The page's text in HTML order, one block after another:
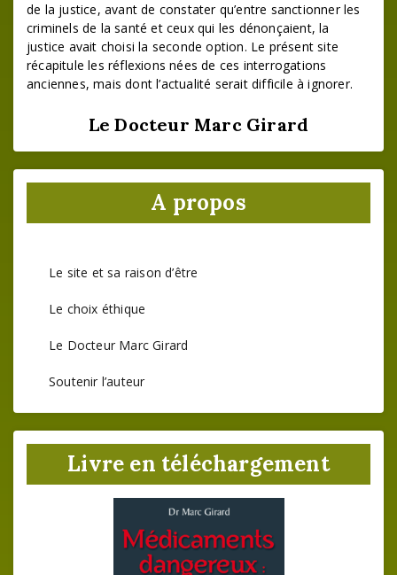
de la justice, avant de constater qu’entre sanctionner les
criminels de la santé et ceux qui les dénonçaient, la
justice avait choisi la seconde option. Le présent site
récapitule les réflexions nées de ces interrogations
anciennes, mais dont l’actualité serait difficile à ignorer.
Le Docteur Marc Girard
A propos
Le site et sa raison d’être
Le choix éthique
Le Docteur Marc Girard
Soutenir l’auteur
Livre en téléchargement